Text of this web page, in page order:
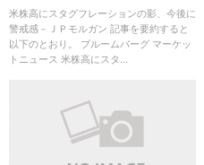
ン
米株高にスタグフレーションの影、今後に
警戒感－ＪＰモルガン 記事を要約すると
以下のとおり。 ブルームバーグ マーケッ
トニュース 米株高にスタ...